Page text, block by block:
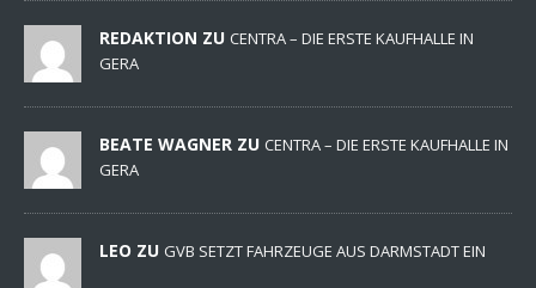
REDAKTION ZU CENTRA – DIE ERSTE KAUFHALLE IN
GERA
BEATE WAGNER ZU CENTRA – DIE ERSTE KAUFHALLE IN
GERA
LEO ZU GVB SETZT FAHRZEUGE AUS DARMSTADT EIN